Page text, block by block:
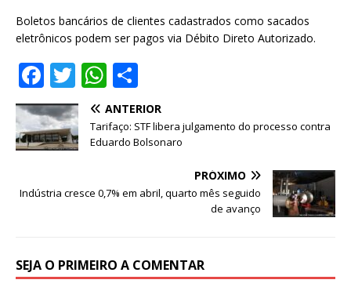
Boletos bancários de clientes cadastrados como sacados
eletrônicos podem ser pagos via Débito Direto Autorizado.
F
a
c
e
o
T
w
it
te
W
h
at
s
p
h
ar
e
ANTERIOR
Tarifaço: STF libera julgamento do processo contra
Eduardo Bolsonaro
PRÓXIMO
Indústria cresce 0,7% em abril, quarto mês seguido
de avanço
SEJA O PRIMEIRO A COMENTAR